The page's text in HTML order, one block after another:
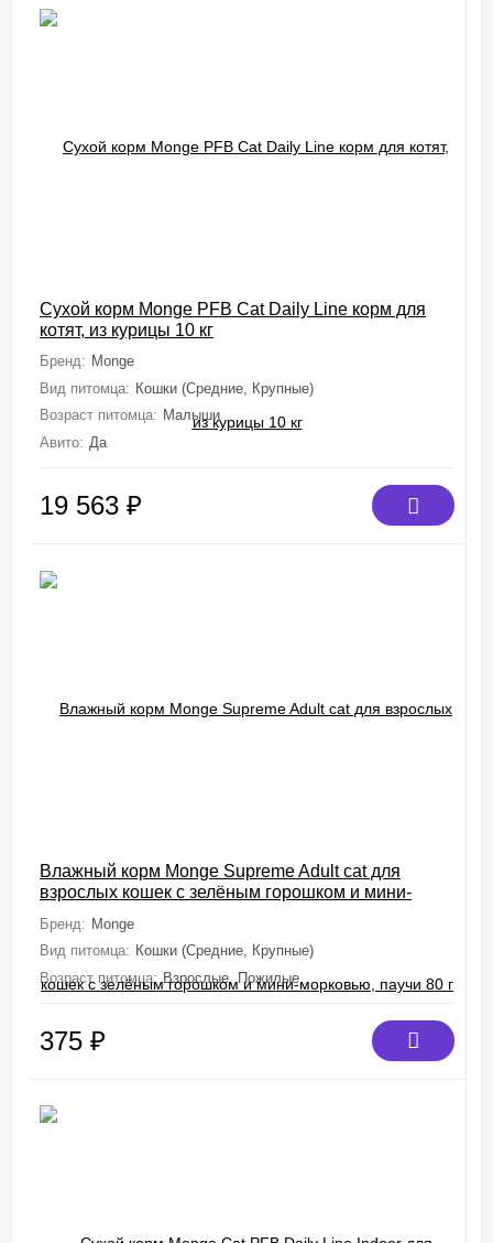
Сухой корм Monge PFB Cat Daily Line корм для
котят, из курицы 10 кг
Бренд: Monge
Вид питомца: Кошки (Средние, Крупные)
Возраст питомца: Малыши
Авито: Да
19 563 ₽
Влажный корм Monge Supreme Adult cat для
взрослых кошек с зелёным горошком и мини-
Бренд: Monge
Вид питомца: Кошки (Средние, Крупные)
Возраст питомца: Взрослые, Пожилые
375 ₽